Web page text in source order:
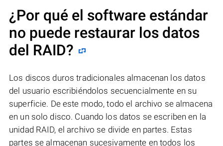
¿Por qué el software estándar
no puede restaurar los datos
del RAID?
Los discos duros tradicionales almacenan los datos
del usuario escribiéndolos secuencialmente en su
superficie. De este modo, todo el archivo se almacena
en un solo disco. Cuando los datos se escriben en la
unidad RAID, el archivo se divide en partes. Estas
partes se almacenan sucesivamente en todos los